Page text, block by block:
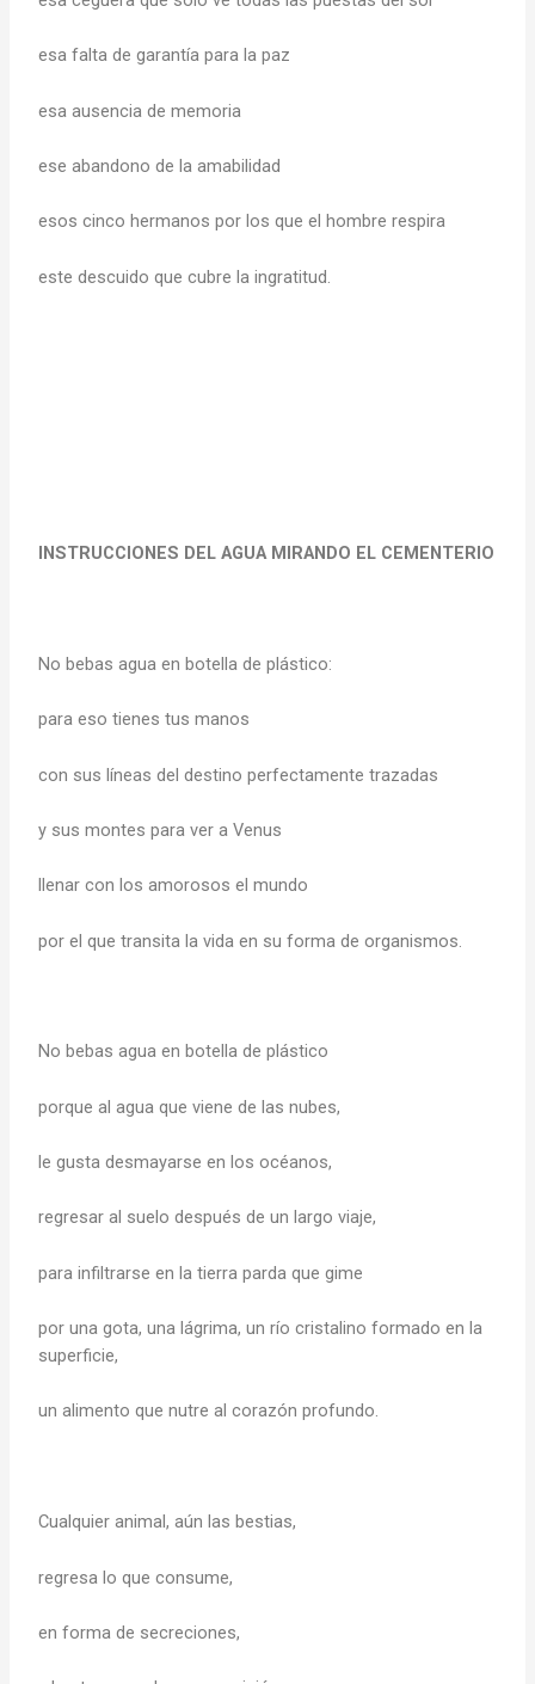
esa falta de garantía para la paz
esa ausencia de memoria
ese abandono de la amabilidad
esos cinco hermanos por los que el hombre respira
este descuido que cubre la ingratitud.
INSTRUCCIONES DEL AGUA MIRANDO EL CEMENTERIO
No bebas agua en botella de plástico:
para eso tienes tus manos
con sus líneas del destino perfectamente trazadas
y sus montes para ver a Venus
llenar con los amorosos el mundo
por el que transita la vida en su forma de organismos.
No bebas agua en botella de plástico
porque al agua que viene de las nubes,
le gusta desmayarse en los océanos,
regresar al suelo después de un largo viaje,
para infiltrarse en la tierra parda que gime
por una gota, una lágrima, un río cristalino formado en la
superficie,
un alimento que nutre al corazón profundo.
Cualquier animal, aún las bestias,
regresa lo que consume,
en forma de secreciones,